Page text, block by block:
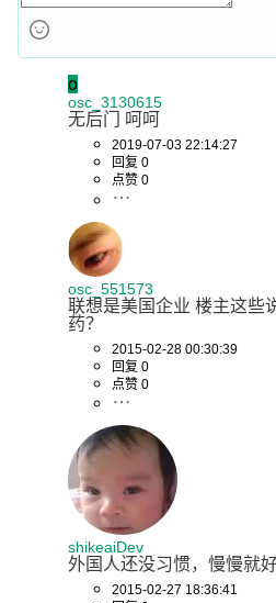
o
osc_3130615
无后门 呵呵
2019-07-03 22:14:27
回复 0
点赞 0
osc_551573
联想是美国企业 楼主这些
药？
2015-02-28 00:30:39
回复 0
点赞 0
shikeaiDev
外国人还没习惯，慢慢就好
2015-02-27 18:36:41